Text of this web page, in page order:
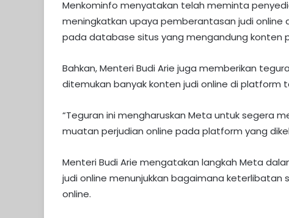
Menkominfo menyatakan telah meminta
meningkatkan upaya pemberantasan judi
pada database situs yang mengandung konten
Bahkan, Menteri Budi Arie juga memberikan
ditemukan banyak konten judi online di platform
“Teguran ini mengharuskan Meta untuk segera
muatan perjudian online pada platform yang
Menteri Budi Arie mengatakan langkah Meta
judi online menunjukkan bagaimana
online.